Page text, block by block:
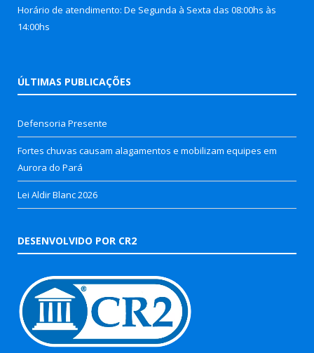
Horário de atendimento: De Segunda à Sexta das 08:00hs às
14:00hs
ÚLTIMAS PUBLICAÇÕES
Defensoria Presente
Fortes chuvas causam alagamentos e mobilizam equipes em
Aurora do Pará
Lei Aldir Blanc 2026
DESENVOLVIDO POR CR2